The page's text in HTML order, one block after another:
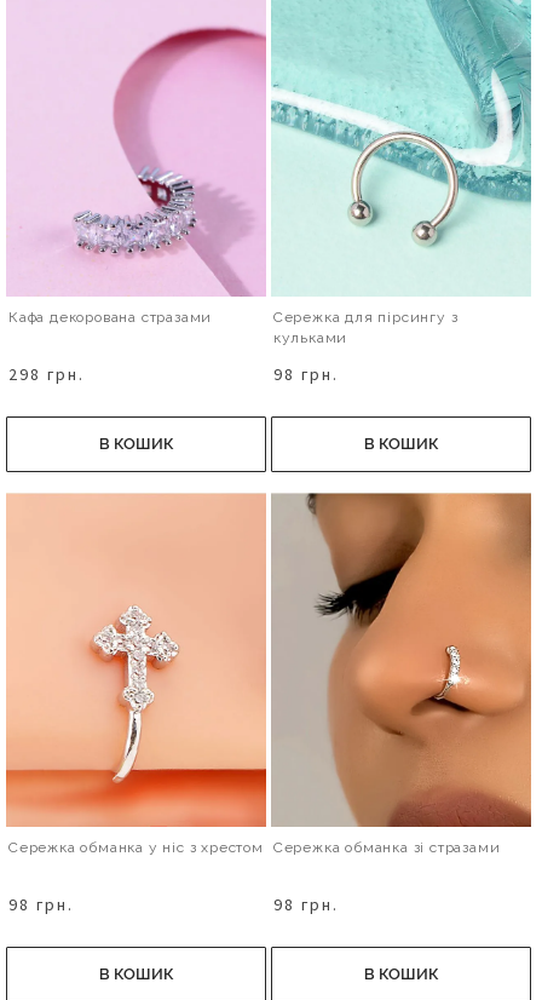
Кафа декорована стразами
298 грн.
В КОШИК
Сережка для пірсингу з
кульками
98 грн.
В КОШИК
Сережка обманка у ніс з хрестом
98 грн.
В КОШИК
Сережка обманка зі стразами
98 грн.
В КОШИК